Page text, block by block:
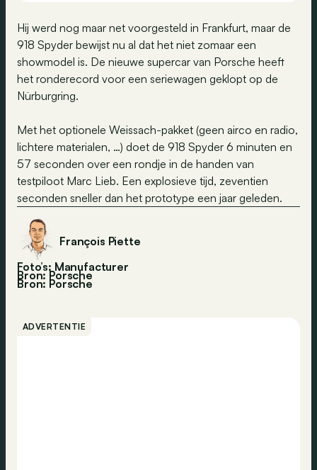
Hij werd nog maar net voorgesteld in Frankfurt, maar de
918 Spyder bewijst nu al dat het niet zomaar een
showmodel is. De nieuwe supercar van Porsche heeft
het ronderecord voor een seriewagen geklopt op de
Nürburgring.
Met het optionele Weissach-pakket (geen airco en radio,
lichtere materialen, …) doet de 918 Spyder 6 minuten en
57 seconden over een rondje in de handen van
testpiloot Marc Lieb. Een explosieve tijd, zeventien
seconden sneller dan het prototype een jaar geleden.
François Piette
Foto’s: Manufacturer
Bron: Porsche
Bron: Porsche
ADVERTENTIE